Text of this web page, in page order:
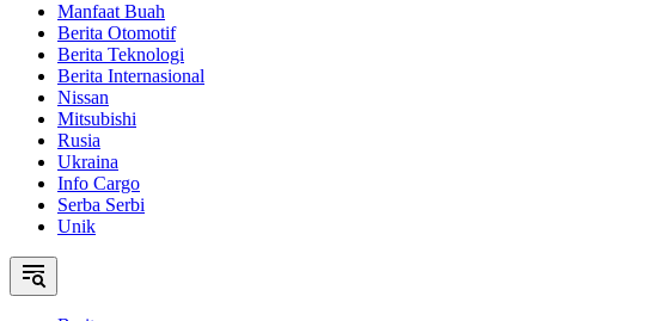
Manfaat Buah
Berita Otomotif
Berita Teknologi
Berita Internasional
Nissan
Mitsubishi
Rusia
Ukraina
Info Cargo
Serba Serbi
Unik